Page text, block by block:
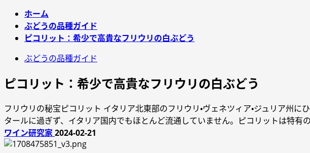
ホーム
ぶどうの品種ガイド
ピコリット：希少で高貴なフリウリの白ぶどう
ぶどうの品種ガイド
ピコリット：希少で高貴なフリウリの白ぶどう
フリウリの秘宝ピコリット イタリア北東部のフリウリ・ヴェネツィア・ジュリア州
タールに過ぎず、イタリア国内でもほとんど流通していません。ピコリットは特有
ワイン研究家2024-02-21